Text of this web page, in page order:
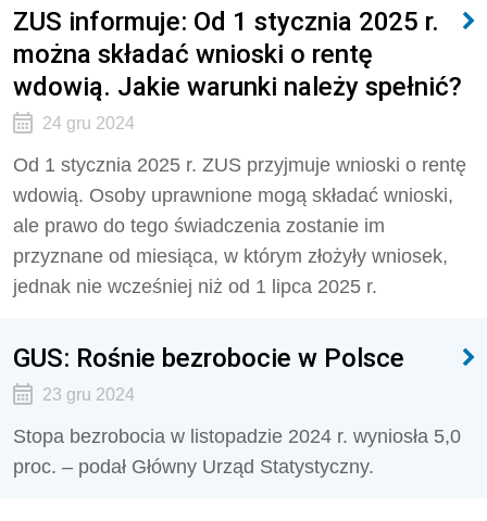
ZUS informuje: Od 1 stycznia 2025 r.
można składać wnioski o rentę
wdowią. Jakie warunki należy spełnić?
24 gru 2024
Od 1 stycznia 2025 r. ZUS przyjmuje wnioski o rentę
wdowią. Osoby uprawnione mogą składać wnioski,
ale prawo do tego świadczenia zostanie im
przyznane od miesiąca, w którym złożyły wniosek,
jednak nie wcześniej niż od 1 lipca 2025 r.
GUS: Rośnie bezrobocie w Polsce
23 gru 2024
Stopa bezrobocia w listopadzie 2024 r. wyniosła 5,0
proc. – podał Główny Urząd Statystyczny.